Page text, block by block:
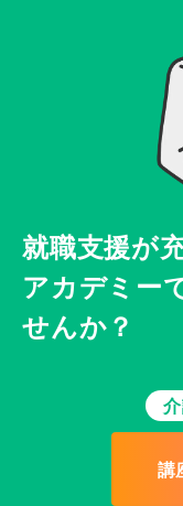
就職支援が
アカデミー
せんか？
講